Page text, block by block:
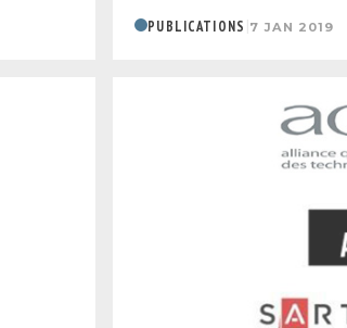
PUBLICATIONS 7 JAN 2019